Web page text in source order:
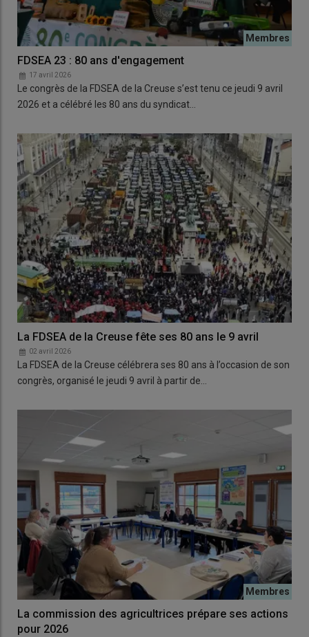
FDSEA 23 : 80 ans d'engagement
17 avril 2026
Le congrès de la FDSEA de la Creuse s’est tenu ce jeudi 9 avril
2026 et a célébré les 80 ans du syndicat…
La FDSEA de la Creuse fête ses 80 ans le 9 avril
02 avril 2026
La FDSEA de la Creuse célébrera ses 80 ans à l’occasion de son
congrès, organisé le jeudi 9 avril à partir de…
La commission des agricultrices prépare ses actions
pour 2026